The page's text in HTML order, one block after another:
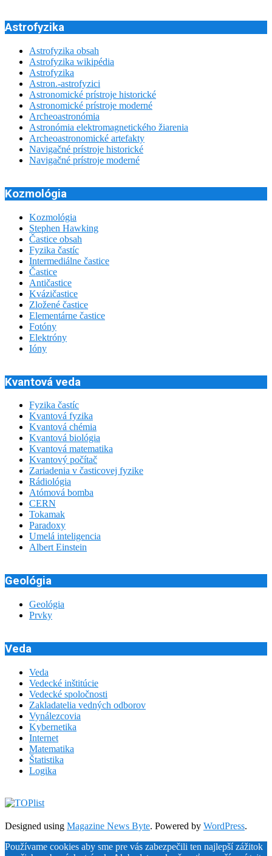
Astrofyzika
Astrofyzika obsah
Astrofyzika wikipédia
Astrofyzika
Astron.-astrofyzici
Astronomické prístroje historické
Astronomické prístroje moderné
Archeoastronómia
Astronómia elektromagnetického žiarenia
Archeoastronomické artefakty
Navigačné prístroje historické
Navigačné prístroje moderné
Kozmológia
Kozmológia
Stephen Hawking
Častice obsah
Fyzika častíc
Intermediálne častice
Častice
Antičastice
Kvázičastice
Zložené častice
Elementárne častice
Fotóny
Elektróny
Ióny
Kvantová veda
Fyzika častíc
Kvantová fyzika
Kvantová chémia
Kvantová biológia
Kvantová matematika
Kvantový počítač
Zariadenia v časticovej fyzike
Rádiológia
Atómová bomba
CERN
Tokamak
Paradoxy
Umelá inteligencia
Albert Einstein
Geológia
Geológia
Prvky
Veda
Veda
Vedecké inštitúcie
Vedecké spoločnosti
Zakladatelia vedných odborov
Vynálezcovia
Kybernetika
Internet
Matematika
Štatistika
Logika
Designed using Magazine News Byte. Powered by WordPress.
Používame cookies aby sme pre vás zabezpečili ten najlepší zážitok